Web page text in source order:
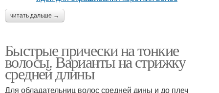
читать дальше →
Быстрые прически на тонкие
волосы. Варианты на стрижку
средней длины
Для обладательниц волос средней дины и до плеч